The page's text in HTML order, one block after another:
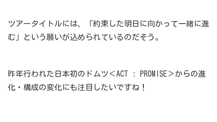
ツアータイトルには、「約束した明日に向かって一緒に進
む」という願いが込められているのだそう。
昨年行われた日本初のドムツ＜ACT : PROMISE＞からの進
化・構成の変化にも注目したいですね！